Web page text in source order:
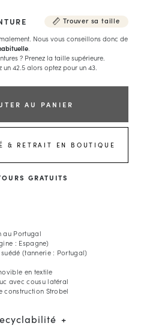
Trouver sa taille
Nous vous conseillons donc de
? Prenez la taille supérieure.
un 42.5 alors optez pour un 43.
AU PANIER
& RETRAIT EN BOUTIQUE
GRATUITS
au Portugal
: Espagne)
(tannerie : Portugal)
en textile
avec cousu latéral
construction Strobel